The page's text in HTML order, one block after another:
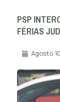
PSP
FÉRIAS
Agosto